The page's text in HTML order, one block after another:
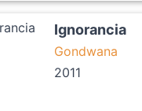
Ignorancia
Gondwana
2011